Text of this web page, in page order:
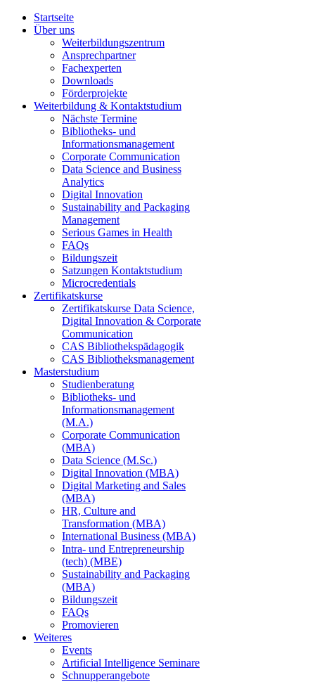
Startseite
Über uns
Weiterbildungszentrum
Ansprechpartner
Fachexperten
Downloads
Förderprojekte
Weiterbildung & Kontaktstudium
Nächste Termine
Bibliotheks- und
Informationsmanagement
Corporate Communication
Data Science and Business
Analytics
Digital Innovation
Sustainability and Packaging
Management
Serious Games in Health
FAQs
Bildungszeit
Satzungen Kontaktstudium
Microcredentials
Zertifikatskurse
Zertifikatskurse Data Science,
Digital Innovation & Corporate
Communication
CAS Bibliothekspädagogik
CAS Bibliotheksmanagement
Masterstudium
Studienberatung
Bibliotheks- und
Informationsmanagement
(M.A.)
Corporate Communication
(MBA)
Data Science (M.Sc.)
Digital Innovation (MBA)
Digital Marketing and Sales
(MBA)
HR, Culture and
Transformation (MBA)
International Business (MBA)
Intra- und Entrepreneurship
(tech) (MBE)
Sustainability and Packaging
(MBA)
Bildungszeit
FAQs
Promovieren
Weiteres
Events
Artificial Intelligence Seminare
Schnupperangebote